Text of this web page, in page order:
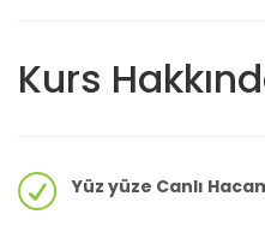
Kurs
Yüz yüze Canlı